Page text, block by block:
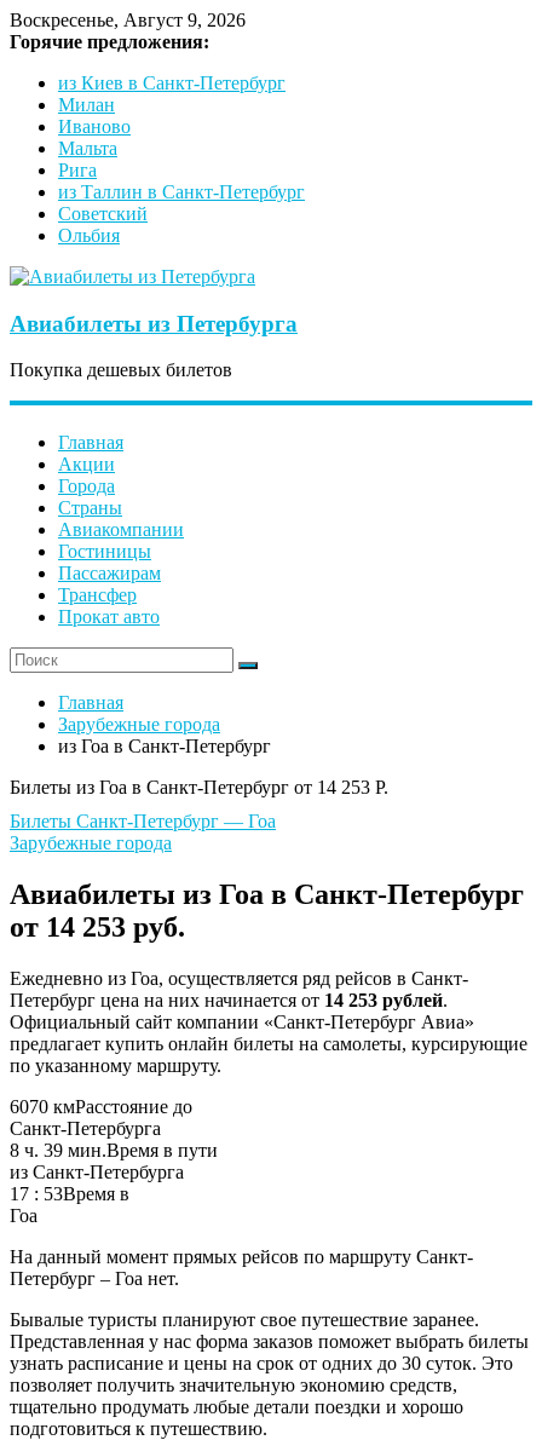
Воскресенье, Август 9, 2026
Горячие предложения:
из Киев в Санкт-Петербург
Милан
Иваново
Мальта
Рига
из Таллин в Санкт-Петербург
Советский
Ольбия
Авиабилеты из Петербурга
Покупка дешевых билетов
Главная
Акции
Города
Страны
Авиакомпании
Гостиницы
Пассажирам
Трансфер
Прокат авто
Главная
Зарубежные города
из Гоа в Санкт-Петербург
Билеты из Гоа в Санкт-Петербург от 14 253 Р.
Билеты Санкт-Петербург — Гоа
Зарубежные города
Авиабилеты из Гоа в Санкт-Петербург
от 14 253 руб.
Ежедневно из Гоа, осуществляется ряд рейсов в Санкт-
Петербург цена на них начинается от 14 253 рублей.
Официальный сайт компании «Санкт-Петербург Авиа»
предлагает купить онлайн билеты на самолеты, курсирующие
по указанному маршруту.
6070 кмРасстояние до
Санкт-Петербурга
8 ч. 39 мин.Время в пути
из Санкт-Петербурга
17 : 53Время в
Гоа
На данный момент прямых рейсов по маршруту Санкт-
Петербург – Гоа нет.
Бывалые туристы планируют свое путешествие заранее.
Представленная у нас форма заказов поможет выбрать билеты
узнать расписание и цены на срок от одних до 30 суток. Это
позволяет получить значительную экономию средств,
тщательно продумать любые детали поездки и хорошо
подготовиться к путешествию.